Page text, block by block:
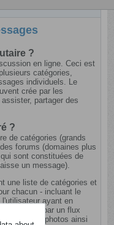
?
en ligne. Ceci est
catégories,
individuels. Le
crée par les
partager des
?
de catégories (grands
forums (domaines plus
sont constituées de
un message).
une liste de catégories et
chacun - incluant le
ayant en
remplacé par un flux
photos ainsi